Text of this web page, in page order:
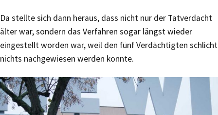
Da stellte sich dann heraus, dass nicht nur der Tatverdacht
älter war, sondern das Verfahren sogar längst wieder
eingestellt worden war, weil den fünf Verdächtigten schlicht
nichts nachgewiesen werden konnte.